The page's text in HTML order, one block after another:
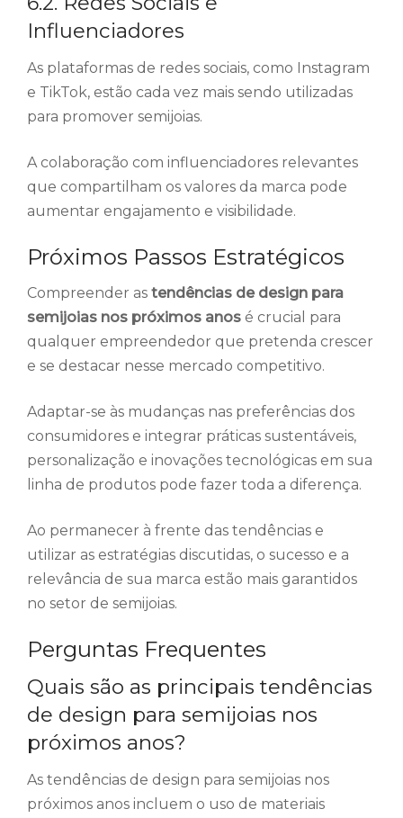
Influenciadores
As plataformas de redes sociais, como Instagram
e TikTok, estão cada vez mais sendo utilizadas
para promover semijoias.
A colaboração com influenciadores relevantes
que compartilham os valores da marca pode
aumentar engajamento e visibilidade.
Próximos Passos Estratégicos
Compreender as tendências de design para
semijoias nos próximos anos é crucial para
qualquer empreendedor que pretenda crescer
e se destacar nesse mercado competitivo.
Adaptar-se às mudanças nas preferências dos
consumidores e integrar práticas sustentáveis,
personalização e inovações tecnológicas em sua
linha de produtos pode fazer toda a diferença.
Ao permanecer à frente das tendências e
utilizar as estratégias discutidas, o sucesso e a
relevância de sua marca estão mais garantidos
no setor de semijoias.
Perguntas Frequentes
Quais são as principais tendências
de design para semijoias nos
próximos anos?
As tendências de design para semijoias nos
próximos anos incluem o uso de materiais